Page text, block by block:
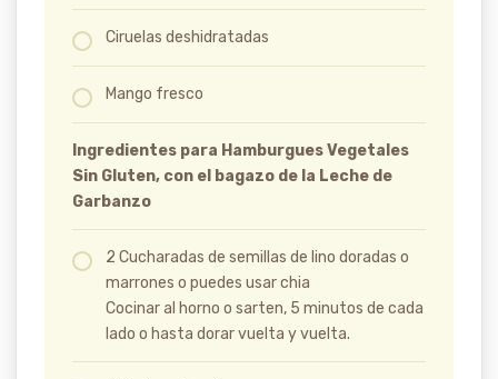
Ciruelas deshidratadas
Mango fresco
Ingredientes para Hamburgues Vegetales
Sin Gluten, con el bagazo de la Leche de
Garbanzo
2 Cucharadas de semillas de lino doradas o
marrones o puedes usar chia
Cocinar al horno o sarten, 5 minutos de cada
lado o hasta dorar vuelta y vuelta.